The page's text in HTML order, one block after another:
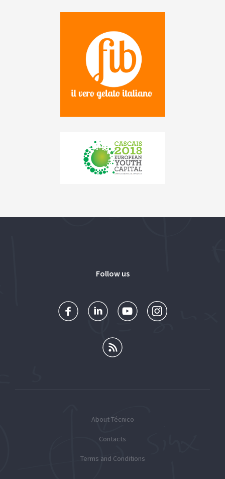
Follow us
About Técnico
Contacts
Terms and Conditions